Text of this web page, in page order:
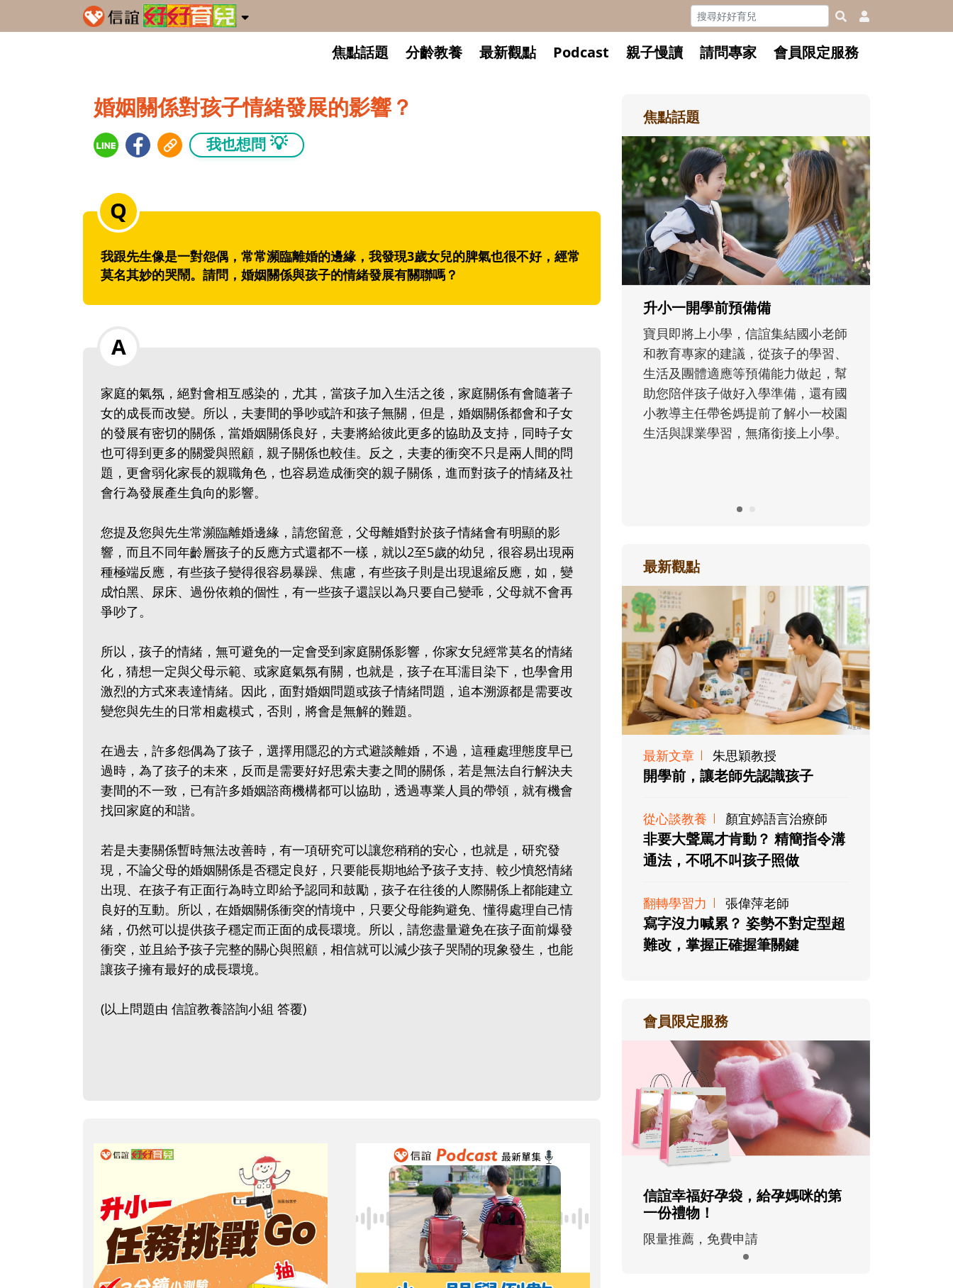
焦點話題 分齡教養 最新觀點 Podcast 親子慢讀 請問專家 會員限定服務
婚姻關係對孩子情緒發展的影響？
我也想問 💡
我跟先生像是一對怨偶，常常瀕臨離婚的邊緣，我發現3歲女兒的脾氣也很不好，經常
莫名其妙的哭鬧。請問，婚姻關係與孩子的情緒發展有關聯嗎？
家庭的氣氛，絕對會相互感染的，尤其，當孩子加入生活之後，家庭關係有會隨著子
女的成長而改變。所以，夫妻間的爭吵或許和孩子無關，但是，婚姻關係都會和子女
的發展有密切的關係，當婚姻關係良好，夫妻將給彼此更多的協助及支持，同時子女
也可得到更多的關愛與照顧，親子關係也較佳。反之，夫妻的衝突不只是兩人間的問
題，更會弱化家長的親職角色，也容易造成衝突的親子關係，進而對孩子的情緒及社
會行為發展產生負向的影響。
您提及您與先生常瀕臨離婚邊緣，請您留意，父母離婚對於孩子情緒會有明顯的影
響，而且不同年齡層孩子的反應方式還都不一樣，就以2至5歲的幼兒，很容易出現兩
種極端反應，有些孩子變得很容易暴躁、焦慮，有些孩子則是出現退縮反應，如，變
成怕黑、尿床、過份依賴的個性，有一些孩子還誤以為只要自己變乖，父母就不會再
爭吵了。
所以，孩子的情緒，無可避免的一定會受到家庭關係影響，你家女兒經常莫名的情緒
化，猜想一定與父母示範、或家庭氣氛有關，也就是，孩子在耳濡目染下，也學會用
激烈的方式來表達情緒。因此，面對婚姻問題或孩子情緒問題，追本溯源都是需要改
變您與先生的日常相處模式，否則，將會是無解的難題。
在過去，許多怨偶為了孩子，選擇用隱忍的方式避談離婚，不過，這種處理態度早已
過時，為了孩子的未來，反而是需要好好思索夫妻之間的關係，若是無法自行解決夫
妻間的不一致，已有許多婚姻諮商機構都可以協助，透過專業人員的帶領，就有機會
找回家庭的和諧。
若是夫妻關係暫時無法改善時，有一項研究可以讓您稍稍的安心，也就是，研究發
現，不論父母的婚姻關係是否穩定良好，只要能長期地給予孩子支持、較少憤怒情緒
出現、在孩子有正面行為時立即給予認同和鼓勵，孩子在往後的人際關係上都能建立
良好的互動。所以，在婚姻關係衝突的情境中，只要父母能夠避免、懂得處理自己情
緒，仍然可以提供孩子穩定而正面的成長環境。所以，請您盡量避免在孩子面前爆發
衝突，並且給予孩子完整的關心與照顧，相信就可以減少孩子哭鬧的現象發生，也能
讓孩子擁有最好的成長環境。
(以上問題由 信誼教養諮詢小組 答覆)
焦點話題
升小一開學前預備備
助您陪伴孩子做好入學準備，還有國
小教導主任帶爸媽提前了解小一校園
生活與課業學習，無痛銜接上小學。
和孩子一起長大的那個男人│讀
懂父親的不同模樣
沒有人天生就擅長當爸爸！男人總是
在一次次「前所未有」的體驗中，跟
著孩子一起長大。從給予安全感的肢
體遊戲，到獨立自主、角色認同及解
決問題的能力養成。爸爸正嘗試用不
同的模樣，參與孩子每個重要的成長
歷程。
最新觀點
最新文章 朱思穎教授
開學前，讓老師先認識孩子
從心談教養 顏宜婷語言治療師
非要大聲罵才肯動？ 精簡指令溝
通法，不吼不叫孩子照做
翻轉學習力 張偉萍老師
寫字沒力喊累？ 姿勢不對定型超
難改，掌握正確握筆關鍵
會員限定服務
信誼幸福好孕袋，給孕媽咪的第
一份禮物！
限量推薦，免費申請